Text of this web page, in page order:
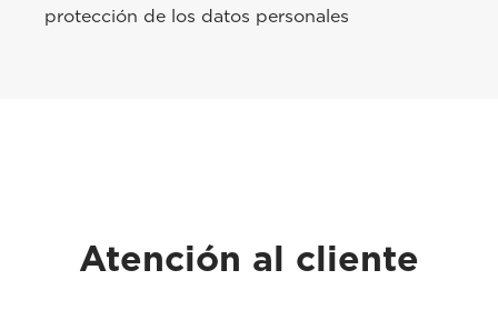
protección de los datos personales
Atención al cliente